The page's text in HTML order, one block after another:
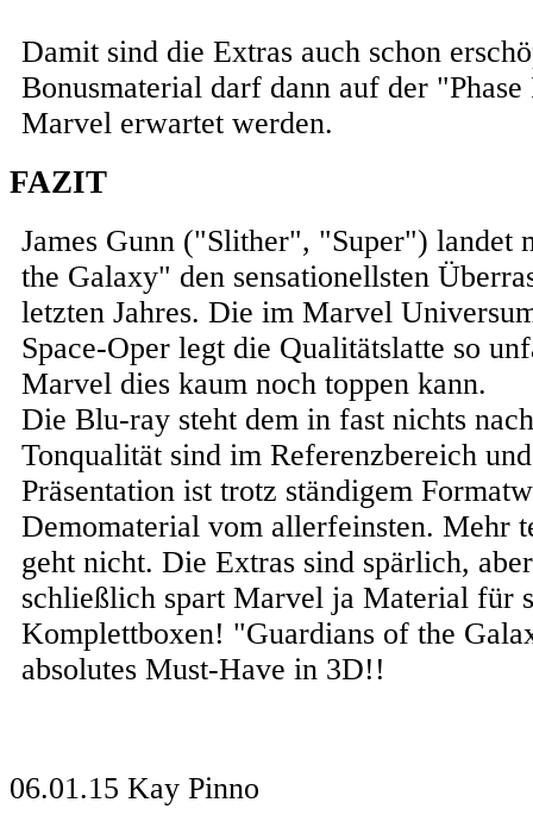
Damit sind die Extras auch schon
Bonusmaterial darf dann auf der
Marvel erwartet werden.
FAZIT
James Gunn ("Slither", "Super") landet
the Galaxy" den sensationellsten
letzten Jahres. Die im Marvel
Space-Oper legt die Qualitätslatte so
Marvel dies kaum noch toppen kann.
Die Blu-ray steht dem in fast nichts
Tonqualität sind im Referenzbereich
Präsentation ist trotz ständigem
Demomaterial vom allerfeinsten. Mehr
geht nicht. Die Extras sind spärlich,
schließlich spart Marvel ja Material für
Komplettboxen! "Guardians of the
absolutes Must-Have in 3D!!
06.01.15 Kay Pinno